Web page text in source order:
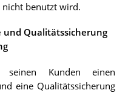
benutzt wird.
und Qualitätssicherung
Kunden einen
eine Qualitätssicherung